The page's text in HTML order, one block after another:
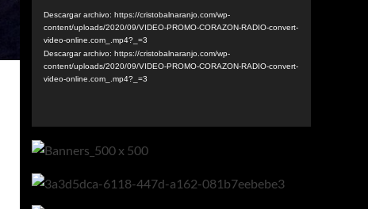
vídeo
Descargar archivo: https://cristobalnaranjo.com/wp-
content/uploads/2020/09/VIDEO-PROMO-CORAZON-RADIO-convert-
video-online.com_.mp4?_=3
Descargar archivo: https://cristobalnaranjo.com/wp-
content/uploads/2020/09/VIDEO-PROMO-CORAZON-RADIO-convert-
video-online.com_.mp4?_=3